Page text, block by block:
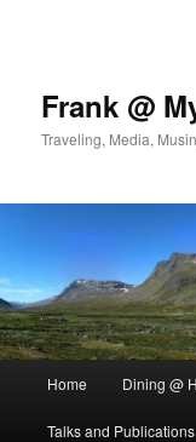
Frank @
Traveling, Media,
Home Dining @
Talks and Publications